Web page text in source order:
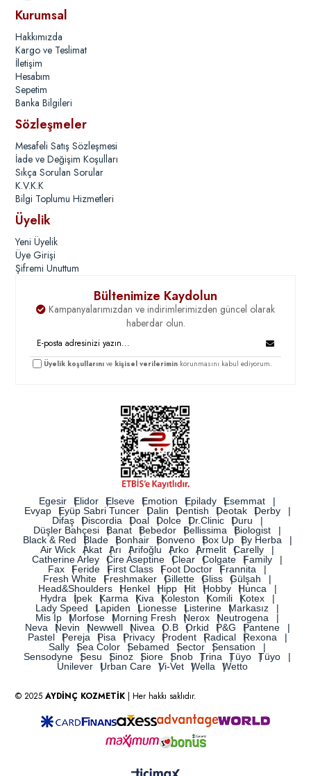
Kurumsal
Hakkımızda
Kargo ve Teslimat
İletişim
Hesabım
Sepetim
Banka Bilgileri
Sözleşmeler
Mesafeli Satış Sözleşmesi
İade ve Değişim Koşulları
Sıkça Sorulan Sorular
K.V.K.K
Bilgi Toplumu Hizmetleri
Üyelik
Yeni Üyelik
Üye Girişi
Şifremi Unuttum
Bültenimize Kaydolun
Kampanyalarımızdan ve indirimlerimizden güncel olarak
haberdar olun.
Üyelik koşullarını ve kişisel verilerimin korunmasını kabul ediyorum.
Egesir Elidor Elseve Emotion Epilady
Esemmat
Evyap
Eyüp Sabri Tuncer Dalin Dentish Deotak
Derby
Difaş
Discordia Doal Dolce Dr.Clinic
Duru
Düşler Bahçesi
Banat Bebedor Bellissima
Biologist
Black & Red
Blade Bonhair Bonveno Box Up
By Herba
Air Wick
Akat Arı Arifoğlu Arko Armelit
Carelly
Catherine Arley
Cire Aseptine Clear Colgate
Family
Fax
Feride First Class Foot Doctor
Frannita
Fresh White
Freshmaker Gillette Gliss
Gülşah
Head&Shoulders
Henkel Hipp Hit Hobby
Hunca
Hydra
İpek Karma Kiva Koleston Komili
Kotex
Lady Speed
Lapiden Lionesse Listerine
Markasız
Mis İp
Morfose Morning Fresh Nerox
Neutrogena
Neva
Nevin Newwell Nivea O.B Orkid P&G
Pantene
Pastel
Pereja Pisa Privacy Prodent Radical
Rexona
Sally
Sea Color Sebamed Sector
Sensation
Sensodyne
Sesu Sinoz Siore Snob Trina Tüyo
Tüyo
Unilever
Urban Care Vi-Vet Wella Wetto
© 2025AYDİNÇ KOZMETİK | Her hakkı saklıdır.